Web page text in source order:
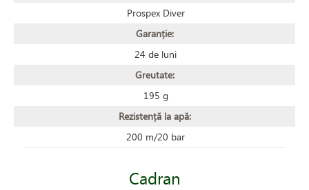
Prospex Diver
Garanție:
24 de luni
Greutate:
195 g
Rezistență la apă:
200 m/20 bar
Cadran